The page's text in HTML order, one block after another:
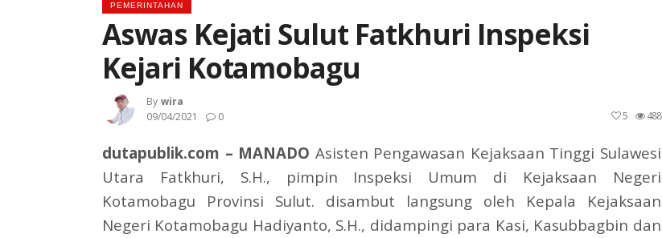
PEMERINTAHAN
Aswas Kejati Sulut Fatkhuri Inspeksi
Kejari Kotamobagu
By Wira
09/04/2021
0 488
5
dutapublik.com – MANADO Asisten Pengawasan Kejaksaan Tinggi Sulawesi
Utara Fatkhuri, S.H., pimpin Inspeksi Umum di Kejaksaan Negeri
Kotamobagu Provinsi Sulut. disambut langsung oleh Kepala Kejaksaan
Negeri Kotamobagu Hadiyanto, S.H., didampingi para Kasi, Kasubbagbin dan